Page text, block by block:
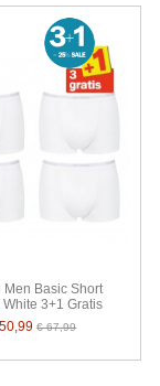
Men Basic Short
White 3+1 Gratis
€ 67,99